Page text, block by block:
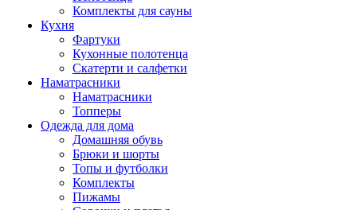
Комплекты для сауны
Кухня
Фартуки
Кухонные полотенца
Скатерти и салфетки
Наматрасники
Наматрасники
Топперы
Одежда для дома
Домашняя обувь
Брюки и шорты
Топы и футболки
Комплекты
Пижамы